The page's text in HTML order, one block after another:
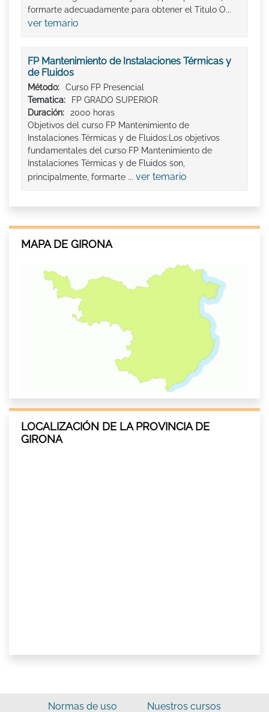
formarte adecuadamente para obtener el Titulo O...
ver temario
FP Mantenimiento de Instalaciones Térmicas y
de Fluidos
Método:
Curso FP Presencial
Tematica:
FP GRADO SUPERIOR
Duración:
2000 horas
Objetivos del curso FP Mantenimiento de
Instalaciones Térmicas y de Fluidos:Los objetivos
fundamentales del curso FP Mantenimiento de
Instalaciones Térmicas y de Fluidos son,
principalmente, formarte ... ver temario
MAPA DE GIRONA
LOCALIZACIÓN DE LA PROVINCIA DE
GIRONA
Normas de uso Nuestros cursos